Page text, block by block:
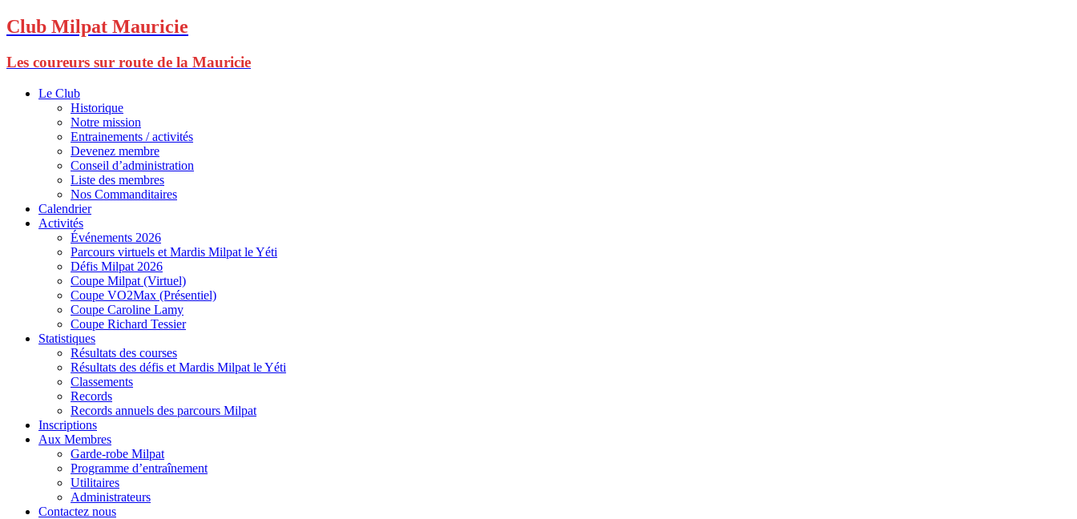
Club Milpat Mauricie
Les coureurs sur route de la Mauricie
Le Club
Historique
Notre mission
Entrainements / activités
Devenez membre
Conseil d’administration
Liste des membres
Nos Commanditaires
Calendrier
Activités
Événements 2026
Parcours virtuels et Mardis Milpat le Yéti
Défis Milpat 2026
Coupe Milpat (Virtuel)
Coupe VO2Max (Présentiel)
Coupe Caroline Lamy
Coupe Richard Tessier
Statistiques
Résultats des courses
Résultats des défis et Mardis Milpat le Yéti
Classements
Records
Records annuels des parcours Milpat
Inscriptions
Aux Membres
Garde-robe Milpat
Programme d’entraînement
Utilitaires
Administrateurs
Contactez nous